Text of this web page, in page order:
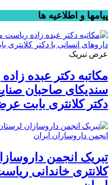
پیامها و اطلاعیه ها
عرض تبریک
مکاتبه دکتر عبده
سندیکای صاحبان
دکتر کلانتری بابت
تبریک انجمن
کلانتری خاندانی